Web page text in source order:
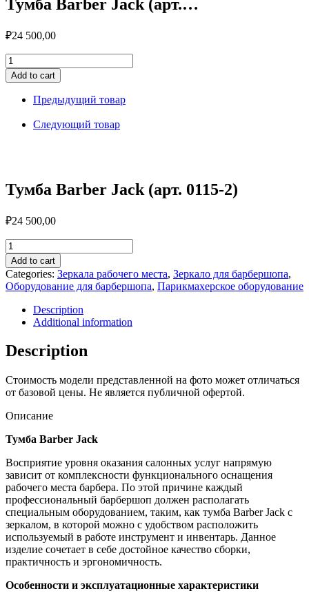
Тумба Barber Jack (арт.…
₽24 500,00
Тумба
Barber
Jack
(арт.
quantity
Add to cart
Предыдущий товар
Следующий товар
Тумба Barber Jack (арт. 0115-2)
₽24 500,00
Тумба
Barber
Jack
(арт.
0115-
quantity
Add to cart
Categories: Зеркала рабочего места, Зеркало для барбершопа,
Оборудование для барбершопа, Парикмахерское оборудование
Description
Additional information
Description
Стоимость модели представленной на фото может отличаться
от базовой цены. Не является публичной офертой.
Описание
Тумба Barber Jack
Восприятие уровня оказания салонных услуг напрямую
зависит от комплексности функционального оснащения
рабочего места барбера. По этой причине каждый
профессиональный барбершоп должен располагать
специальным оборудованием, таким, как тумба Barber Jack с
зеркалом, в которой можно с удобством расположить
используемый в работе инструмент и инвентарь. Данное
изделие сочетает в себе достойное качество сборки,
практичность и эргономичность.
Особенности и эксплуатационные характеристики